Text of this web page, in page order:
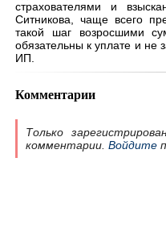
страхователями и
Ситникова, чаще всего
такой шаг возросшими
обязательны к уплате и не
ИП.
Комментарии
Только
комментарии. Войдите